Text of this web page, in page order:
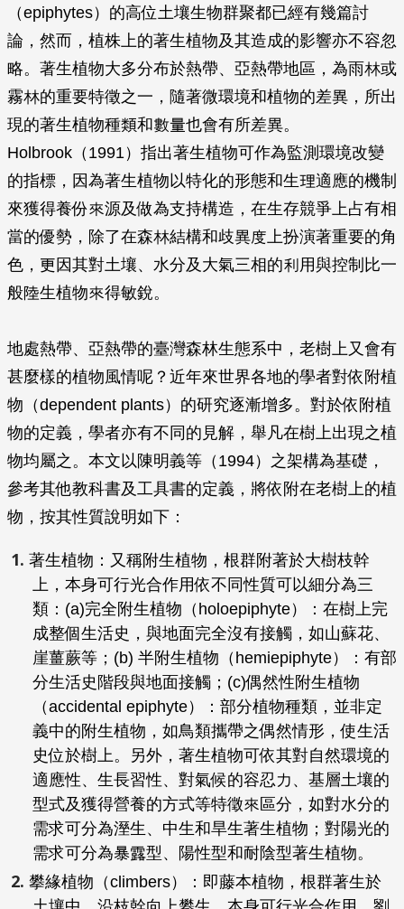
（epiphytes）的高位土壤生物群聚都已經有幾篇討
論，然而，植株上的著生植物及其造成的影響亦不容忽
略。著生植物大多分布於熱帶、亞熱帶地區，為雨林或
霧林的重要特徵之一，隨著微環境和植物的差異，所出
現的著生植物種類和數量也會有所差異。
Holbrook（1991）指出著生植物可作為監測環境改變
的指標，因為著生植物以特化的形態和生理適應的機制
來獲得養份來源及做為支持構造，在生存競爭上占有相
當的優勢，除了在森林結構和歧異度上扮演著重要的角
色，更因其對土壤、水分及大氣三相的利用與控制比一
般陸生植物來得敏銳。
地處熱帶、亞熱帶的臺灣森林生態系中，老樹上又會有
甚麼樣的植物風情呢？近年來世界各地的學者對依附植
物（dependent plants）的研究逐漸增多。對於依附植
物的定義，學者亦有不同的見解，舉凡在樹上出現之植
物均屬之。本文以陳明義等（1994）之架構為基礎，
參考其他教科書及工具書的定義，將依附在老樹上的植
物，按其性質說明如下：
著生植物：又稱附生植物，根群附著於大樹枝幹
上，本身可行光合作用依不同性質可以細分為三
類：(a)完全附生植物（holoepiphyte）：在樹上完
成整個生活史，與地面完全沒有接觸，如山蘇花、
崖薑蕨等；(b) 半附生植物（hemiepiphyte）：有部
分生活史階段與地面接觸；(c)偶然性附生植物
（accidental epiphyte）：部分植物種類，並非定
義中的附生植物，如鳥類攜帶之偶然情形，使生活
史位於樹上。另外，著生植物可依其對自然環境的
適應性、生長習性、對氣候的容忍力、基層土壤的
型式及獲得營養的方式等特徵來區分，如對水分的
需求可分為溼生、中生和旱生著生植物；對陽光的
需求可分為暴露型、陽性型和耐陰型著生植物。
攀緣植物（climbers）：即藤本植物，根群著生於